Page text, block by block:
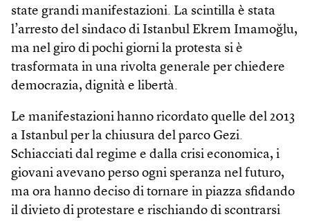
state grandi manifestazioni. La scintilla è stata
l’arresto del sindaco di Istanbul Ekrem Imamoğlu,
ma nel giro di pochi giorni la protesta si è
trasformata in una rivolta generale per chiedere
democrazia, dignità e libertà.
Le manifestazioni hanno ricordato quelle del 2013
a Istanbul per la chiusura del parco Gezi.
Schiacciati dal regime e dalla crisi economica, i
giovani avevano perso ogni speranza nel futuro,
ma ora hanno deciso di tornare in piazza sfidando
il divieto di protestare e rischiando di scontrarsi